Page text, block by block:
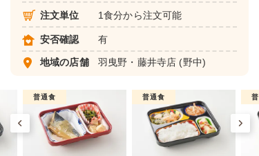
注文単位 1食分から注文可能
安否確認 有
地域の店舗 羽曳野・藤井寺店 (野中)
普通食 普通食